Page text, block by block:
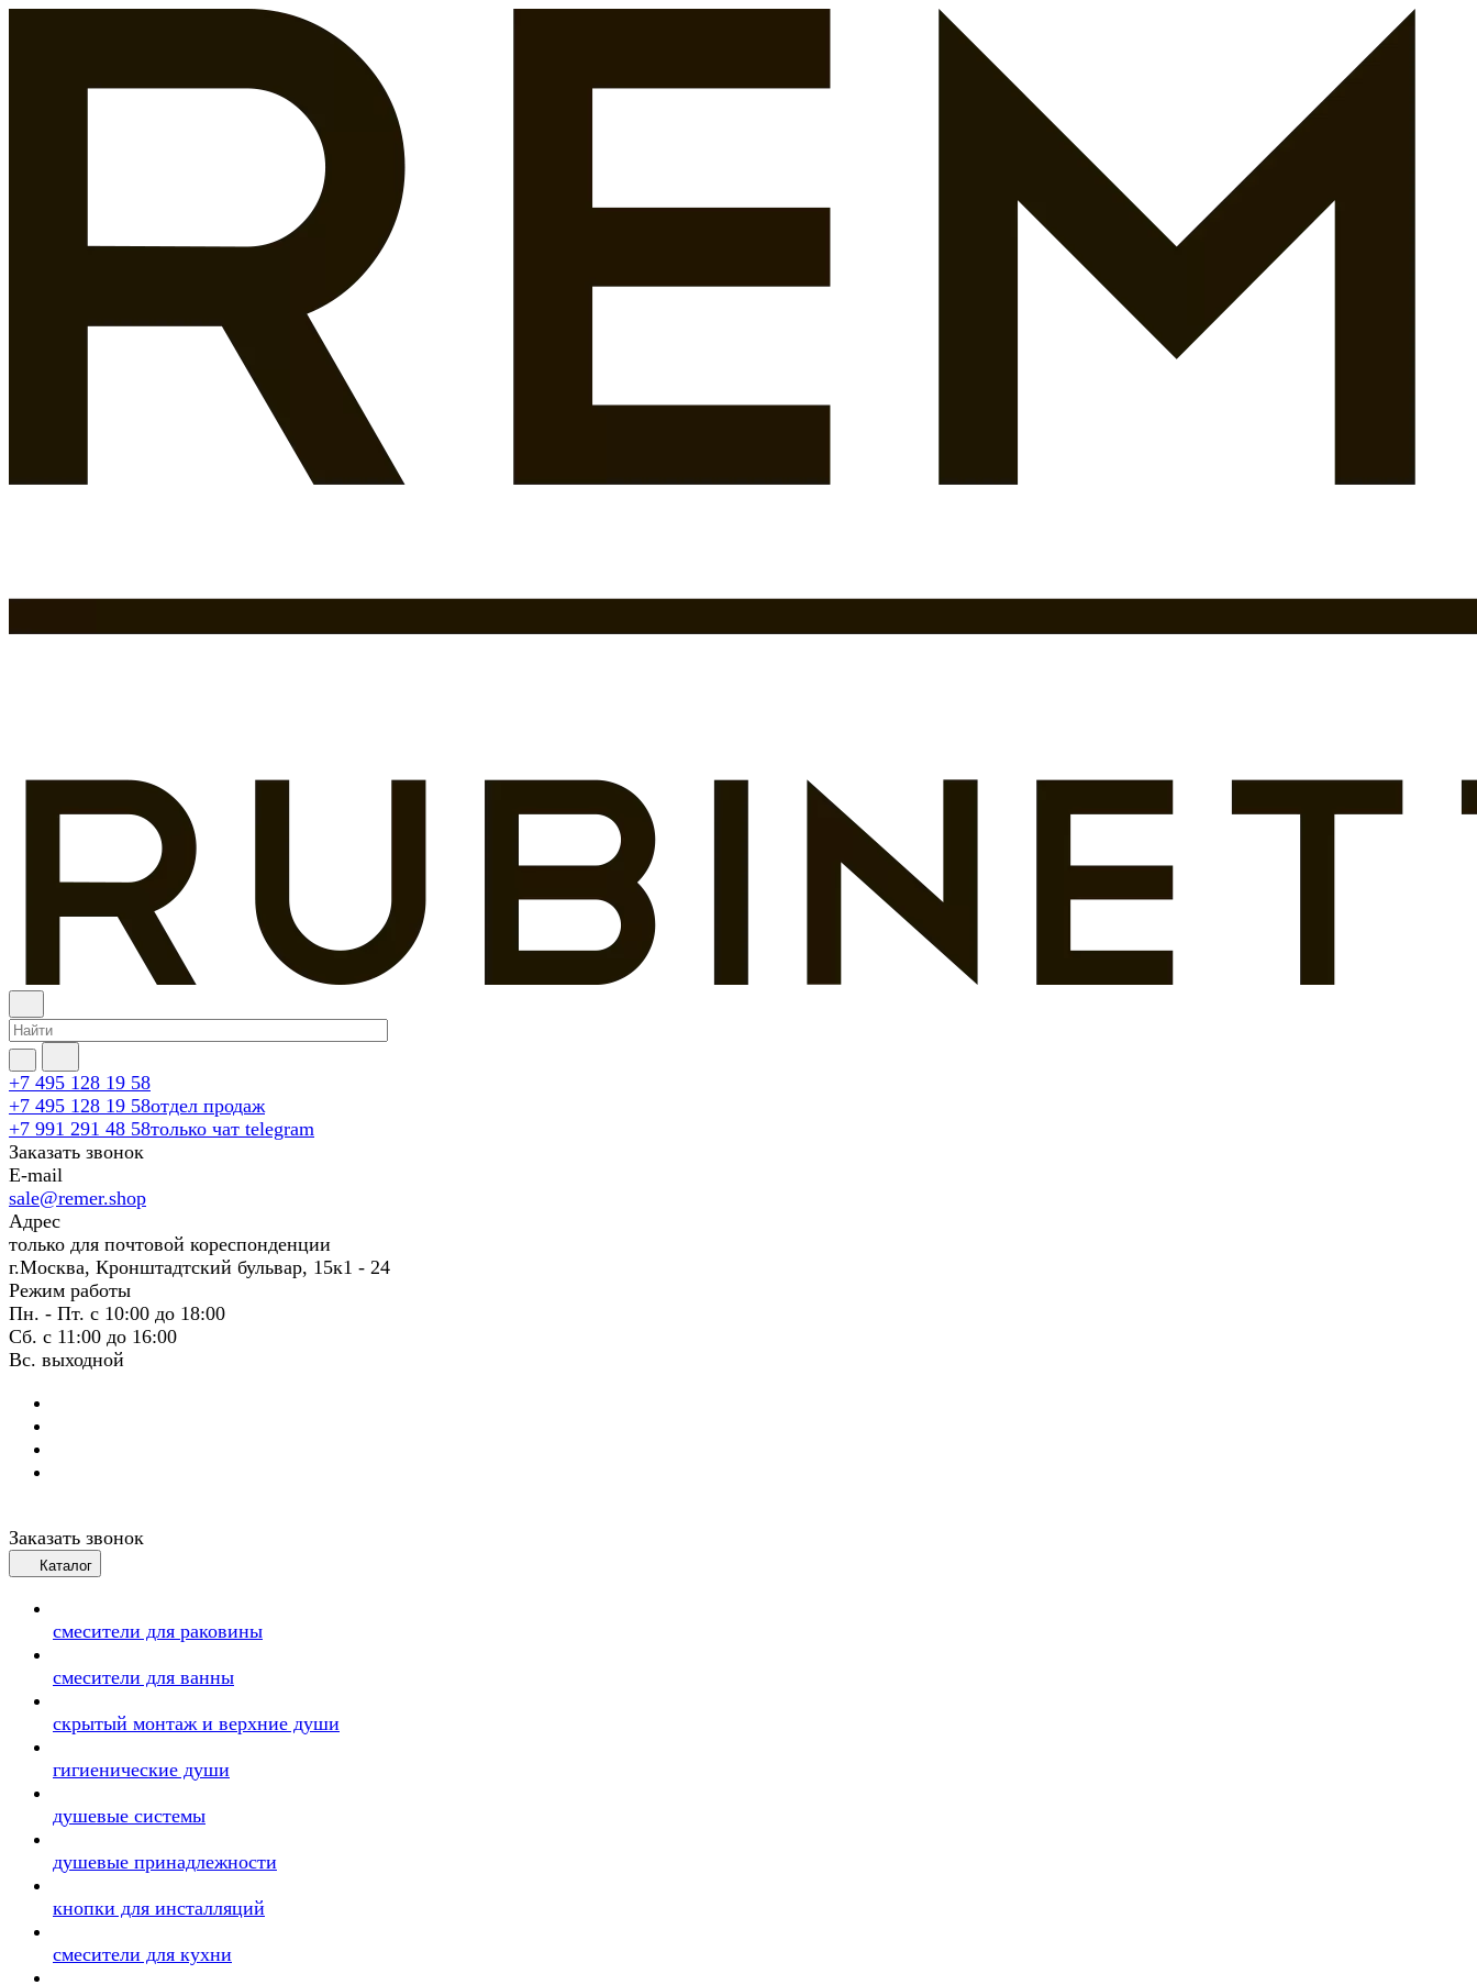
+7 495 128 19 58
+7 495 128 19 58отдел продаж
+7 991 291 48 58только чат telegram
Заказать звонок
E-mail
sale@remer.shop
Адрес
только для почтовой кореспонденции
г.Москва, Кронштадтский бульвар, 15к1 - 24
Режим работы
Пн. - Пт. с 10:00 до 18:00
Сб. с 11:00 до 16:00
Вс. выходной
Заказать звонок
Каталог
смесители для раковины
смесители для ванны
скрытый монтаж и верхние души
гигиенические души
душевые системы
душевые принадлежности
кнопки для инсталляций
смесители для кухни